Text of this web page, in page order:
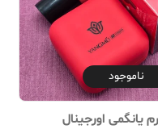
ناموجود
یانگمی اورجینال